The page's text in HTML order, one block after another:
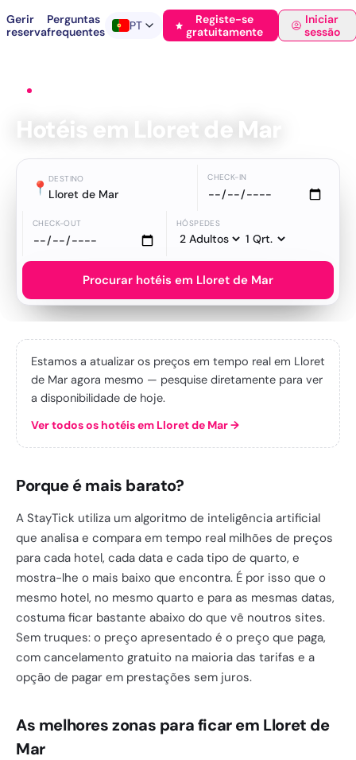
Gerir
reserva
Perguntas
frequentes
PT
Registe-se
gratuitamente
Iniciar
sessão
Hotéis em Lloret de Mar
📍 DESTINO
Lloret de Mar
CHECK-IN
CHECK-OUT HÓSPEDES
Procurar hotéis em Lloret de Mar
Estamos a atualizar os preços em tempo real em Lloret
de Mar agora mesmo — pesquise diretamente para ver
a disponibilidade de hoje.
Ver todos os hotéis em Lloret de Mar→
Porque é mais barato?
A StayTick utiliza um algoritmo de inteligência artificial
que analisa e compara em tempo real milhões de preços
para cada hotel, cada data e cada tipo de quarto, e
mostra-lhe o mais baixo que encontra. É por isso que o
mesmo hotel, no mesmo quarto e para as mesmas datas,
costuma ficar bastante abaixo do que vê noutros sites.
Sem truques: o preço apresentado é o preço que paga,
com cancelamento gratuito na maioria das tarifas e a
opção de pagar em prestações sem juros.
As melhores zonas para ficar em Lloret de
Mar